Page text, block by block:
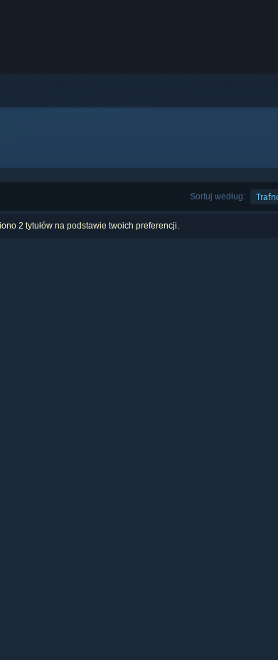
Sortuj według:
2 tytułów na podstawie twoich preferencji.